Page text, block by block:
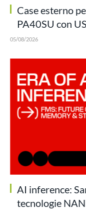
Case esterno
PA40SU con
05/08/2026
AI inference:
tecnologie